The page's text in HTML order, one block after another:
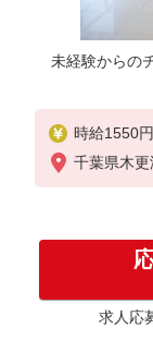
未経験からの
時給1550
■月給例
は経験に
千葉県木更
求人応